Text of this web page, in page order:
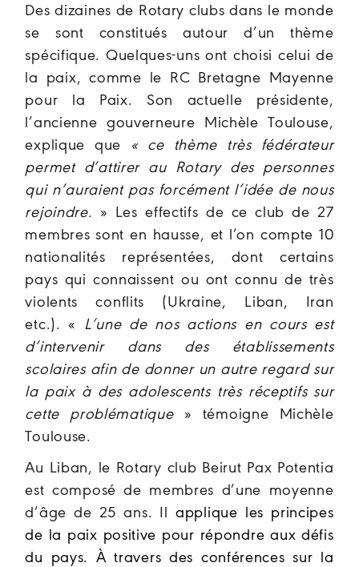
Des dizaines de Rotary clubs dans le monde
se sont constitués autour d’un thème
spécifique. Quelques-uns ont choisi celui de
la paix, comme le RC Bretagne Mayenne
pour la Paix. Son actuelle présidente,
l’ancienne gouverneure Michèle Toulouse,
explique que
« ce thème très fédérateur
permet d’attirer au Rotary des personnes
qui n’auraient pas forcément l’idée de nous
rejoindre. » Les effectifs de ce club de 27
membres sont en hausse, et l’on compte 10
nationalités représentées, dont certains
pays qui connaissent ou ont connu de très
violents conflits (Ukraine, Liban, Iran
etc.). « L’une de nos actions en cours est
d’intervenir dans des établissements
scolaires afin de donner un autre regard sur
la paix à des adolescents très réceptifs sur
cette problématique» témoigne Michèle
Toulouse.
Au Liban, le Rotary club Beirut Pax Potentia
est composé de membres d’une moyenne
d’âge de 25 ans. Il
applique les principes
de la paix positive pour répondre aux défis
du pays. À travers des conférences sur la